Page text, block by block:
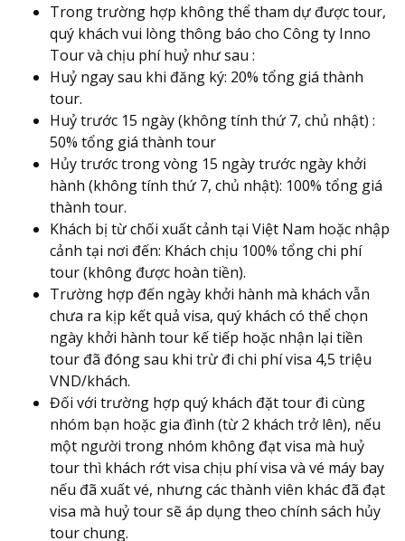
Trong trường hợp không thể tham dự được tour,
quý khách vui lòng thông báo cho Công ty Inno
Tour và chịu phí huỷ như sau :
Huỷ ngay sau khi đăng ký: 20% tổng giá thành
tour.
Huỷ trước 15 ngày (không tính thứ 7, chủ nhật) :
50% tổng giá thành tour
Hủy trước trong vòng 15 ngày trước ngày khởi
hành (không tính thứ 7, chủ nhật): 100% tổng giá
thành tour.
Khách bị từ chối xuất cảnh tại Việt Nam hoặc nhập
cảnh tại nơi đến: Khách chịu 100% tổng chi phí
tour (không được hoàn tiền).
Trường hợp đến ngày khởi hành mà khách vẫn
chưa ra kịp kết quả visa, quý khách có thể chọn
ngày khởi hành tour kế tiếp hoặc nhận lại tiền
tour đã đóng sau khi trừ đi chi phí visa 4,5 triệu
VND/khách.
Đối với trường hợp quý khách đặt tour đi cùng
nhóm bạn hoặc gia đình (từ 2 khách trở lên), nếu
một người trong nhóm không đạt visa mà huỷ
tour thì khách rớt visa chịu phí visa và vé máy bay
nếu đã xuất vé, nhưng các thành viên khác đã đạt
visa mà huỷ tour sẽ áp dụng theo chính sách hủy
tour chung.